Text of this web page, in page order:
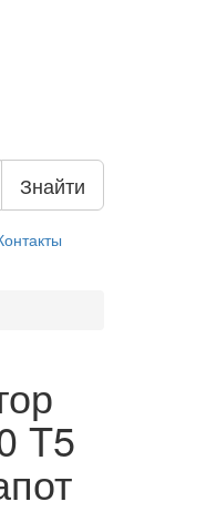
Знайти
T5